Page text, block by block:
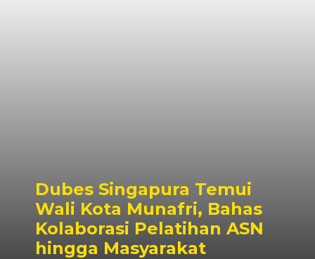
Dubes Singapura Temui
Wali Kota Munafri, Bahas
Kolaborasi Pelatihan ASN
hingga Masyarakat